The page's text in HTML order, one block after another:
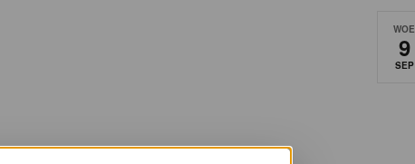
WOE
9
SEP